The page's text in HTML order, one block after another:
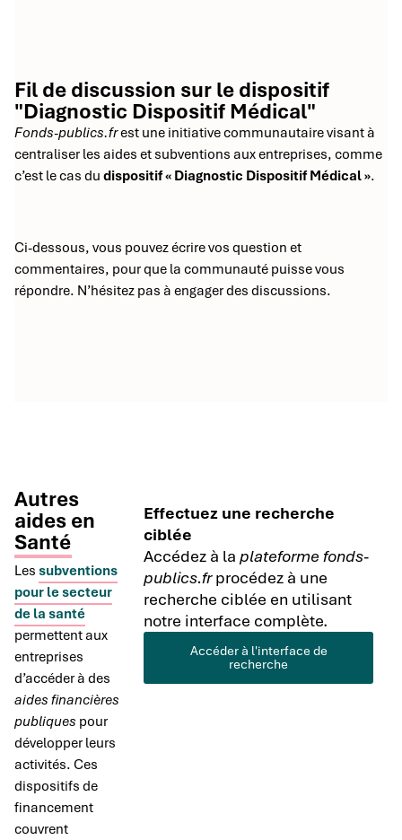
Fil de discussion sur le dispositif
"Diagnostic Dispositif Médical"
Fonds-publics.frest une initiative communautaire visant à
centraliser les aides et subventions aux entreprises, comme
c’est le cas du dispositif « Diagnostic Dispositif Médical ».
Ci-dessous, vous pouvez écrire vos question et
commentaires, pour que la communauté puisse vous
répondre. N’hésitez pas à engager des discussions.
Autres
aides en
Santé
Les subventions
pour le secteur
de la santé
permettent aux
entreprises
d’accéder à des
aides financières
publiques pour
développer leurs
activités. Ces
dispositifs de
financement
couvrent
Effectuez une recherche
ciblée
Accédez à laplateforme fonds-
publics.frprocédez à une
recherche ciblée en utilisant
notre interface complète.
Accéder à l'interface de
recherche